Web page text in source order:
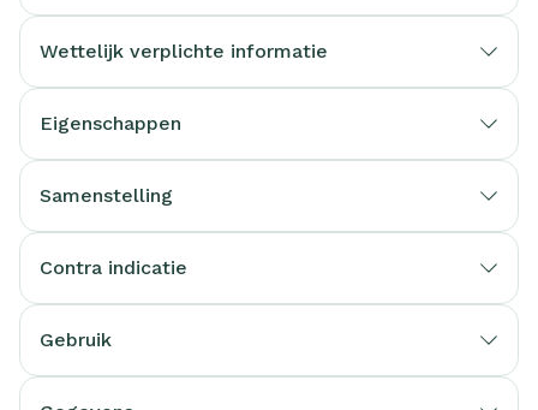
Wettelijk verplichte informatie
Eigenschappen
Samenstelling
Contra indicatie
Gebruik